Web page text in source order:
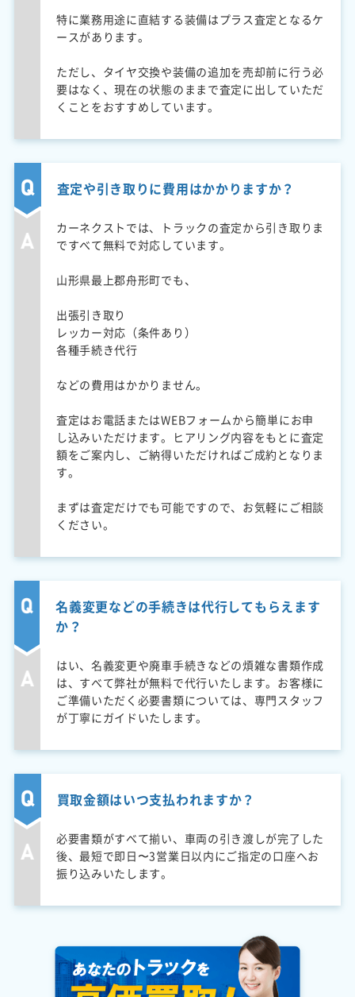
特に業務用途に直結する装備はプラス査定となるケ
ースがあります。
ただし、タイヤ交換や装備の追加を売却前に行う必
要はなく、現在の状態のままで査定に出していただ
くことをおすすめしています。
査定や引き取りに費用はかかりますか？
カーネクストでは、トラックの査定から引き取りま
ですべて無料で対応しています。
山形県最上郡舟形町でも、
出張引き取り
レッカー対応（条件あり）
各種手続き代行
などの費用はかかりません。
査定はお電話またはWEBフォームから簡単にお申
し込みいただけます。ヒアリング内容をもとに査定
額をご案内し、ご納得いただければご成約となりま
す。
まずは査定だけでも可能ですので、お気軽にご相談
ください。
名義変更などの手続きは代行してもらえます
か？
はい、名義変更や廃車手続きなどの煩雑な書類作成
は、すべて弊社が無料で代行いたします。お客様に
ご準備いただく必要書類については、専門スタッフ
が丁寧にガイドいたします。
買取金額はいつ支払われますか？
必要書類がすべて揃い、車両の引き渡しが完了した
後、最短で即日〜3営業日以内にご指定の口座へお
振り込みいたします。